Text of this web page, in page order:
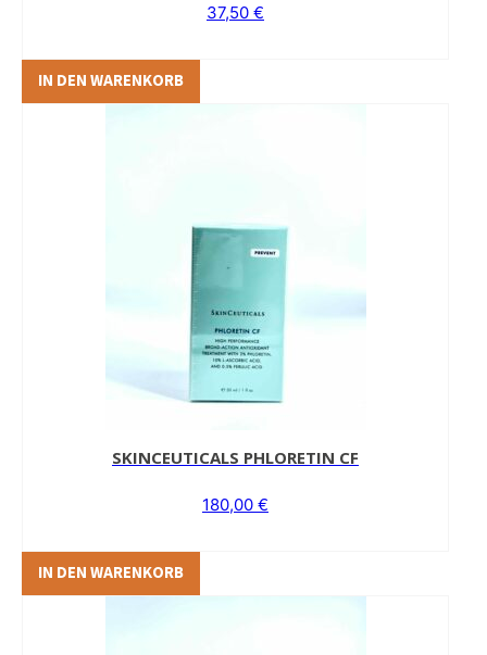
37,50 €
IN DEN WARENKORB
SKINCEUTICALS PHLORETIN CF
180,00 €
IN DEN WARENKORB